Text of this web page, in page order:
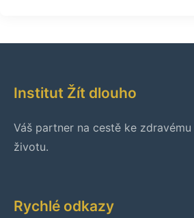
Institut Žít dlouho
Váš partner na cestě ke zdravému
životu.
Rychlé odkazy